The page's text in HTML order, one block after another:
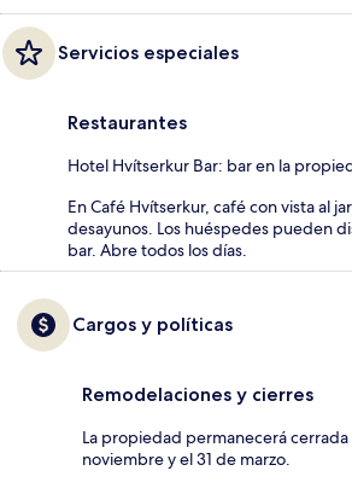
Servicios especiales
Restaurantes
Hotel Hvítserkur Bar: bar en la
En Café Hvítserkur, café con vista al
desayunos. Los huéspedes pueden
bar. Abre todos los días.
Cargos y políticas
Remodelaciones y cierres
La propiedad permanecerá cerrada
noviembre y el 31 de marzo.